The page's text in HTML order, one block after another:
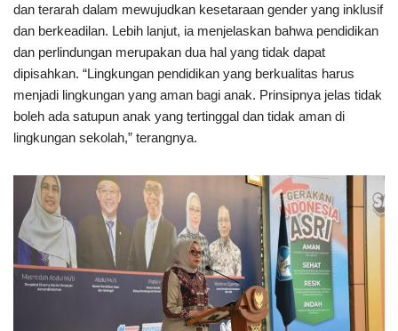
dan terarah dalam mewujudkan kesetaraan gender yang inklusif
dan berkeadilan. Lebih lanjut, ia menjelaskan bahwa pendidikan
dan perlindungan merupakan dua hal yang tidak dapat
dipisahkan. “Lingkungan pendidikan yang berkualitas harus
menjadi lingkungan yang aman bagi anak. Prinsipnya jelas tidak
boleh ada satupun anak yang tertinggal dan tidak aman di
lingkungan sekolah,” terangnya.